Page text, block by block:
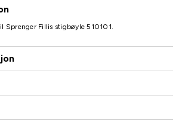
Sprenger Fillis stigbøyle 510101.